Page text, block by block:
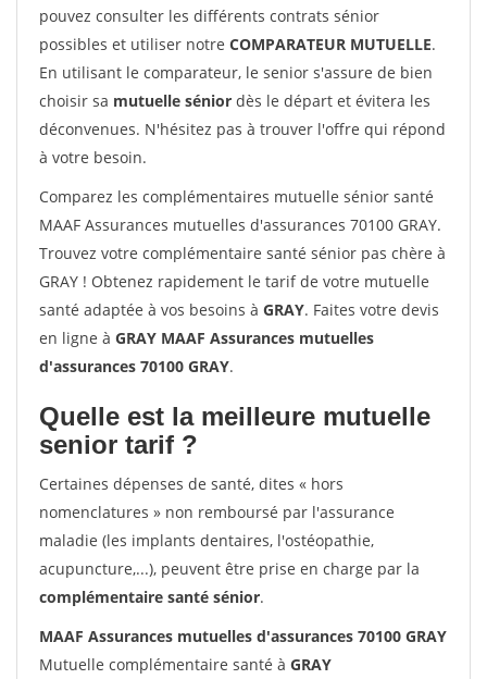
pouvez consulter les différents contrats sénior
possibles et utiliser notre COMPARATEUR MUTUELLE.
En utilisant le comparateur, le senior s'assure de bien
choisir sa mutuelle sénior dès le départ et évitera les
déconvenues. N'hésitez pas à trouver l'offre qui répond
à votre besoin.
Comparez les complémentaires mutuelle sénior santé
MAAF Assurances mutuelles d'assurances 70100 GRAY.
Trouvez votre complémentaire santé sénior pas chère à
GRAY ! Obtenez rapidement le tarif de votre mutuelle
santé adaptée à vos besoins à GRAY. Faites votre devis
en ligne à GRAY MAAF Assurances mutuelles
d'assurances 70100 GRAY.
Quelle est la meilleure mutuelle
senior tarif ?
Certaines dépenses de santé, dites « hors
nomenclatures » non remboursé par l'assurance
maladie (les implants dentaires, l'ostéopathie,
acupuncture,...), peuvent être prise en charge par la
complémentaire santé sénior.
MAAF Assurances mutuelles d'assurances 70100 GRAY
Mutuelle complémentaire santé à GRAY